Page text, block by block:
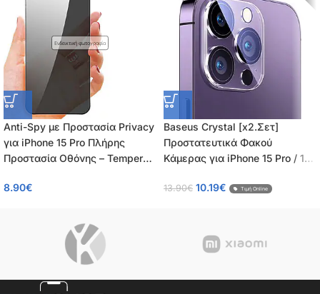
Ενδεικτική φωτογραφία
Anti-Spy με Προστασία Privacy
για iPhone 15 Pro Πλήρης
Προστασία Οθόνης – Tempered
0.26mm
8.90€
Baseus Crystal [x2.Σετ]
Προστατευτικά Φακού
Κάμερας για iPhone 15 Pro / 15
αντιχαρακτικό γυαλί Υψηλής
13.90€ 10.19€ Τιμή Online